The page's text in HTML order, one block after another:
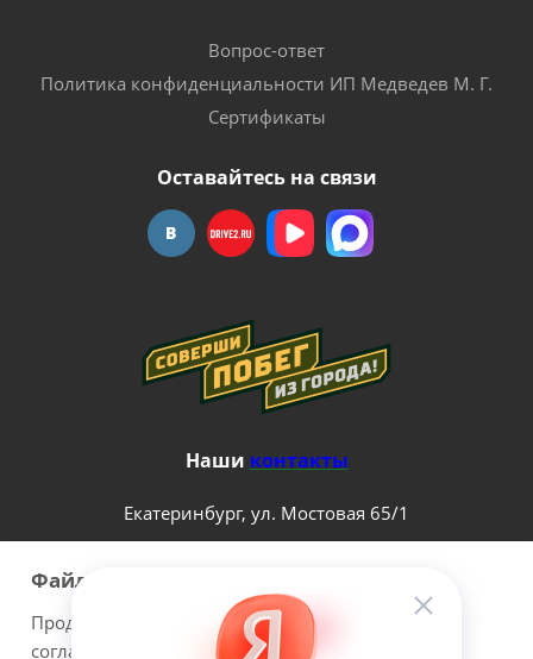
Вопрос-ответ
Политика конфиденциальности ИП Медведев М. Г.
Сертификаты
Оставайтесь на связи
Наши контакты
Екатеринбург, ул. Мостовая 65/1
Файлы cookie
Продолжая использовать наш сайт Вы даете
согласие на обработку файлов cookie и